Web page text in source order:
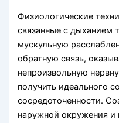
Физиологические
связанные с дыханием
мускульную
обратную связь,
непроизвольную
получить идеального
сосредоточенности.
наружной окружения и